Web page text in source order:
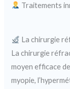
Traitements
La chirurgie
La chirurgie
moyen efficace
myopie,